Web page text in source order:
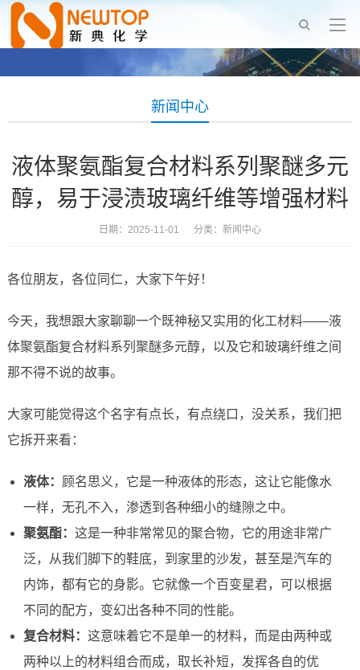
新闻中心
液体聚氨酯复合材料系列聚醚多元
醇，易于浸渍玻璃纤维等增强材料
日期：2025-11-01 分类： 新闻中心
各位朋友，各位同仁，大家下午好！
今天，我想跟大家聊聊一个既神秘又实用的化工材料——液
体聚氨酯复合材料系列聚醚多元醇，以及它和玻璃纤维之间
那不得不说的故事。
大家可能觉得这个名字有点长，有点绕口，没关系，我们把
它拆开来看：
液体： 顾名思义，它是一种液体的形态，这让它能像水
一样，无孔不入，渗透到各种细小的缝隙之中。
聚氨酯： 这是一种非常常见的聚合物，它的用途非常广
泛，从我们脚下的鞋底，到家里的沙发，甚至是汽车的
内饰，都有它的身影。它就像一个百变星君，可以根据
不同的配方，变幻出各种不同的性能。
复合材料： 这意味着它不是单一的材料，而是由两种或
两种以上的材料组合而成，取长补短，发挥各自的优